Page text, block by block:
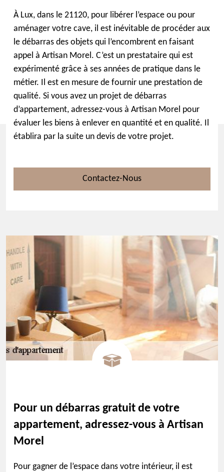
À Lux, dans le 21120, pour libérer l’espace ou pour
aménager votre cave, il est inévitable de procéder aux
le débarras des objets qui l’encombrent en faisant
appel à Artisan Morel. C’est un prestataire qui est
expérimenté grâce à ses années de pratique dans le
métier. Il est en mesure de fournir une prestation de
qualité. Si vous avez un projet de débarras
d’appartement, adressez-vous à Artisan Morel pour
évaluer les biens à enlever en quantité et en qualité. Il
établira par la suite un devis de votre projet.
Contactez-Nous
Pour un débarras gratuit de votre
appartement, adressez-vous à Artisan
Morel
Pour gagner de l’espace dans votre intérieur, il est